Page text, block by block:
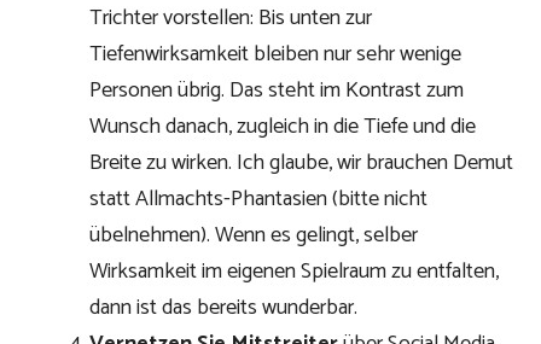
Trichter vorstellen: Bis unten zur
Tiefenwirksamkeit bleiben nur sehr wenige
Personen übrig. Das steht im Kontrast zum
Wunsch danach, zugleich in die Tiefe und die
Breite zu wirken. Ich glaube, wir brauchen Demut
statt Allmachts-Phantasien (bitte nicht
übelnehmen). Wenn es gelingt, selber
Wirksamkeit im eigenen Spielraum zu entfalten,
dann ist das bereits wunderbar.